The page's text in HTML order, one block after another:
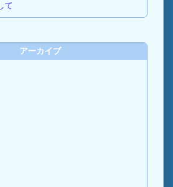
て
アーカイブ